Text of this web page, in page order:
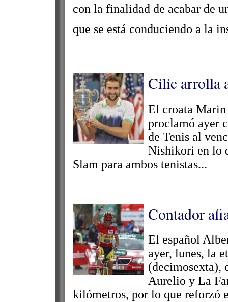
con la finalidad de acabar de
que se está conduciendo a la
Cilic arrolla
El croata
proclamó ayer
de Tenis al
Nishikori en lo
Slam para ambos tenistas...
Contador
El español
ayer, lunes, la
(decimosexta),
Aurelio y La
kilómetros, por lo que reforzó